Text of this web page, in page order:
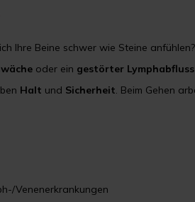
Ihre Beine schwer wie Steine anfühlen?
oder ein gestörter Lymphabfluss
Halt und Sicherheit. Beim Gehen
Venenerkrankungen